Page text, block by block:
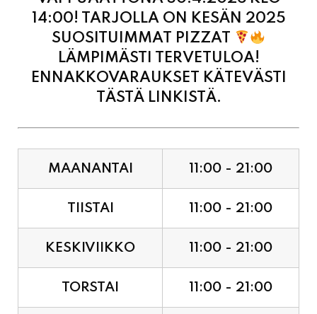
14:00! TARJOLLA ON KESÄN 2025
SUOSITUIMMAT PIZZAT
LÄMPIMÄSTI TERVETULOA!
ENNAKKOVARAUKSET KÄTEVÄSTI
TÄSTÄ LINKISTÄ.
MAANANTAI 11:00 - 21:00
TIISTAI 11:00 - 21:00
KESKIVIIKKO 11:00 - 21:00
TORSTAI 11:00 - 21:00